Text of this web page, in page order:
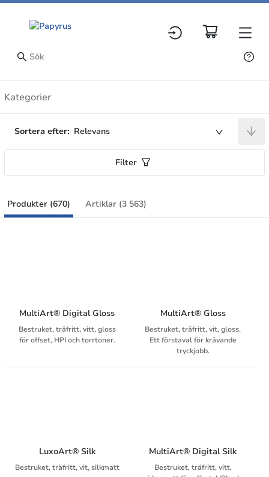
Produkter
Kategorier
Sortera efter: Relevans
Filter
Produkter (670) Artiklar (3 563)
MultiArt® Digital Gloss
Bestruket, träfritt, vitt, gloss
för offset, HPI och torrtoner.
MultiArt® Gloss
Bestruket, träfritt, vit, gloss.
Ett förstaval för krävande
tryckjobb.
LuxoArt® Silk
Bestruket, träfritt, vit, silkmatt
MultiArt® Digital Silk
Bestruket, träfritt, vitt,